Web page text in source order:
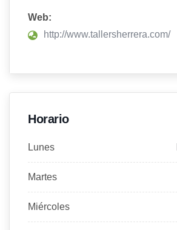
Web:
http://www.tallersherrera.com/
Horario
Lunes
Martes
Miércoles